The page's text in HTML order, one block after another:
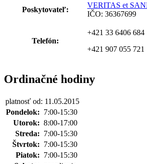
Poskytovateľ:
VERITAS et
IČO: 36367699
Telefón:
+421 33 6406 684
+421 907 055 721
Ordinačné hodiny
platnosť od: 11.05.2015
Pondelok: 7:00-15:30
Utorok: 8:00-17:00
Streda: 7:00-15:30
Štvrtok: 7:00-15:30
Piatok: 7:00-15:30